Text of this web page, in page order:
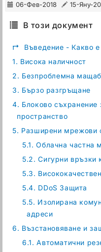
06-Фев-2018 15-Яну-
В този документ
↱
Въведение - Какво
1. Висока наличност
2. Безпроблемна
3. Бързо разгръщане
4. Блоково съхранение
пространство
5. Разширени мрежови
5.1. Облачна частна
5.2. Сигурни връзки
5.3.
5.4. DDoS Защита
5.5. Изолирана
адреси
6. Възстановяване и
6.1. Автоматични